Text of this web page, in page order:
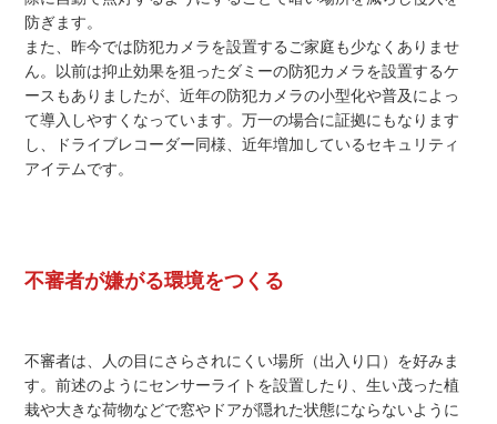
防ぎます。
また、昨今では防犯カメラを設置するご家庭も少なくありませ
ん。以前は抑止効果を狙ったダミーの防犯カメラを設置するケ
ースもありましたが、近年の防犯カメラの小型化や普及によっ
て導入しやすくなっています。万一の場合に証拠にもなります
し、ドライブレコーダー同様、近年増加しているセキュリティ
アイテムです。
不審者が嫌がる環境をつくる
不審者は、人の目にさらされにくい場所（出入り口）を好みま
す。前述のようにセンサーライトを設置したり、生い茂った植
栽や大きな荷物などで窓やドアが隠れた状態にならないように